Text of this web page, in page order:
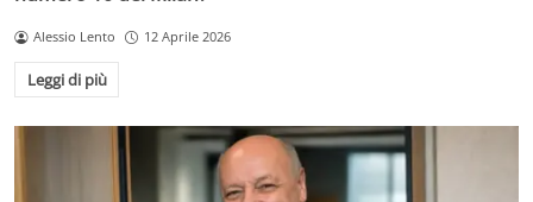
Alessio Lento 12 Aprile 2026
Leggi di più